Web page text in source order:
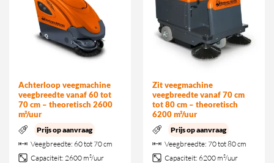
Achterloop veegmachine
veegbreedte vanaf 60 tot
70 cm – theoretisch 2600
m²/uur
Prijs op aanvraag
Veegbreedte: 60 tot 70 cm
Capaciteit: 2600 m²/uur
Zit veegmachine
veegbreedte vanaf 70 cm
tot 80 cm – theoretisch
6200 m²/uur
Prijs op aanvraag
Veegbreedte: 70 tot 80 cm
Capaciteit: 6200 m²/uur